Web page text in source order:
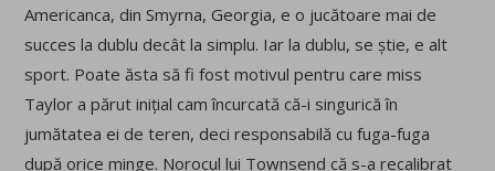
Americanca, din Smyrna, Georgia, e o jucătoare mai de
succes la dublu decât la simplu. Iar la dublu, se știe, e alt
sport. Poate ăsta să fi fost motivul pentru care miss
Taylor a părut inițial cam încurcată că-i singurică în
jumătatea ei de teren, deci responsabilă cu fuga-fuga
după orice minge. Norocul lui Townsend că s-a recalibrat